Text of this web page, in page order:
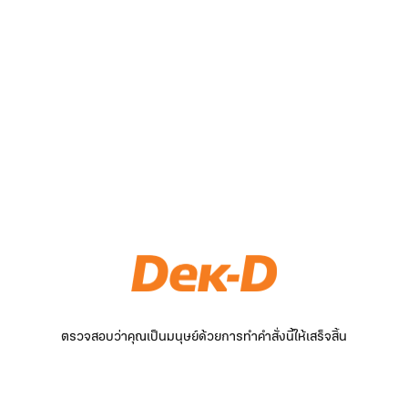
ตรวจสอบว่าคุณเป็นมนุษย์ด้วยการทำคำสั่งนี้ให้เสร็จสิ้น